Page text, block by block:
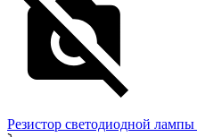
Резистор светодиодной